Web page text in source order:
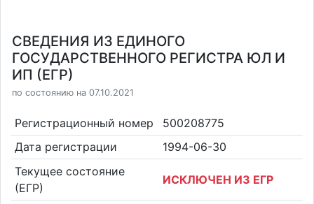
СВЕДЕНИЯ ИЗ ЕДИНОГО
ГОСУДАРСТВЕННОГО РЕГИСТРА ЮЛ И
ИП (ЕГР)
по состоянию на 07.10.2021
Регистрационный номер
500208775
Дата регистрации
1994-06-30
Текущее состояние
(ЕГР)
ИСКЛЮЧЕН ИЗ ЕГР